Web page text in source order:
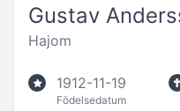
Gustav
Hajom
1912-11-19
Födelsedatum